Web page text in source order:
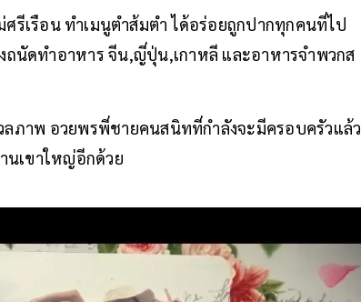
ศรีเรือน ทำเมนูตำส้มตำ ได้อร่อยถูกปากทุกคนที่ไป
ถนัดทำอาหาร จีน,ญี่ปุ่น,เกาหลี และอาหารจำพวกส
ลภาพ อวยพรพี่ชายคนสนิทที่กำลังจะมีครอบครัวแล้ว
นเขาใหญ่อีกด้วย